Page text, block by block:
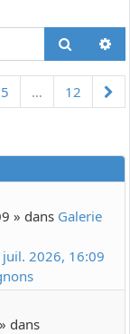
5 … 12
» dans Galerie
2026, 16:09
dans